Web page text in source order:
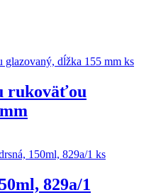
rukoväťou
829a/1